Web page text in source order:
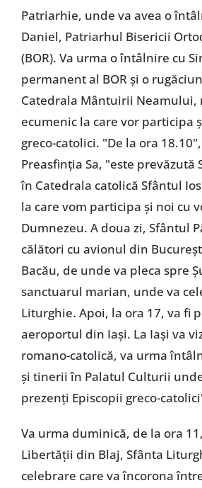
Patriarhie, unde va avea o
Daniel, Patriarhul Bisericii
(BOR). Va urma o întâlnire cu
permanent al BOR și o
Catedrala Mântuirii Neamului,
ecumenic la care vor participa
greco-catolici. "De la ora
Preasfinția Sa, "este prevăzută
în Catedrala catolică Sfântul
la care vom participa și noi cu
Dumnezeu. A doua zi, Sfântul
călători cu avionul din
Bacău, de unde va pleca spre
sanctuarul marian, unde va
Liturghie. Apoi, la ora 17, va fi
aeroportul din Iași. La Iași va
romano-catolică, va urma
și tinerii în Palatul Culturii
prezenți Episcopii greco-
Va urma duminică, de la ora
Libertății din Blaj, Sfânta
celebrare care va încorona